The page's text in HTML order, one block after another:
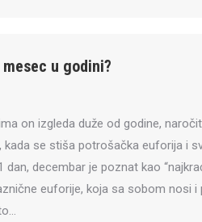
u godini?
on izgleda duže od godine,
se stiša potrošačka euforija i
decembar je poznat kao
euforije, koja sa sobom nosi i